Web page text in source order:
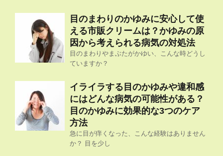
目のまわりのかゆみに安心して使
える市販クリームは？かゆみの原
因から考えられる病気の対処法
目のまわりやまぶたがかゆい、こんな時どうし
ていますか？
イライラする目のかゆみや違和感
にはどんな病気の可能性がある？
目のかゆみに効果的な3つのケア
方法
急に目が痒くなった、こんな経験はありません
か？ 目を少し